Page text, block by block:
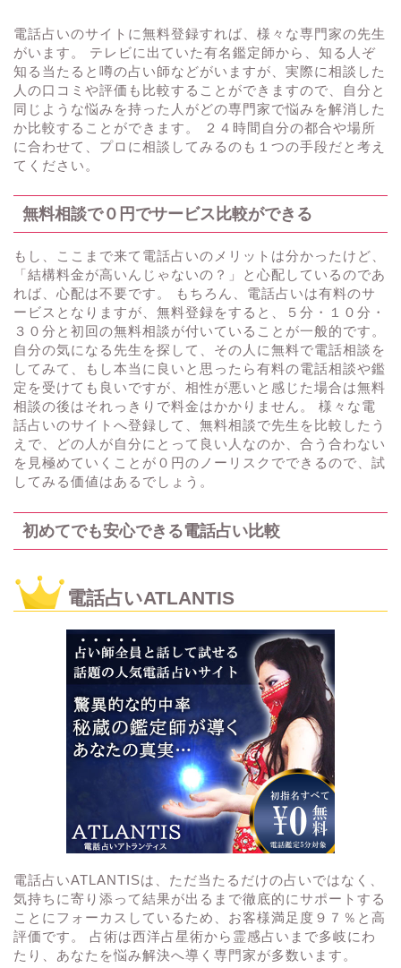
電話占いのサイトに無料登録すれば、様々な専門家の先生
がいます。 テレビに出ていた有名鑑定師から、知る人ぞ
知る当たると噂の占い師などがいますが、実際に相談した
人の口コミや評価も比較することができますので、自分と
同じような悩みを持った人がどの専門家で悩みを解消した
か比較することができます。 ２４時間自分の都合や場所
に合わせて、プロに相談してみるのも１つの手段だと考え
てください。
無料相談で０円でサービス比較ができる
もし、ここまで来て電話占いのメリットは分かったけど、
「結構料金が高いんじゃないの？」と心配しているのであ
れば、心配は不要です。 もちろん、電話占いは有料のサ
ービスとなりますが、無料登録をすると、５分・１０分・
３０分と初回の無料相談が付いていることが一般的です。
自分の気になる先生を探して、その人に無料で電話相談を
してみて、もし本当に良いと思ったら有料の電話相談や鑑
定を受けても良いですが、相性が悪いと感じた場合は無料
相談の後はそれっきりで料金はかかりません。 様々な電
話占いのサイトへ登録して、無料相談で先生を比較したう
えで、どの人が自分にとって良い人なのか、合う合わない
を見極めていくことが０円のノーリスクでできるので、試
してみる価値はあるでしょう。
初めてでも安心できる電話占い比較
電話占いATLANTIS
電話占いATLANTISは、ただ当たるだけの占いではなく、
気持ちに寄り添って結果が出るまで徹底的にサポートする
ことにフォーカスしているため、お客様満足度９７％と高
評価です。 占術は西洋占星術から霊感占いまで多岐にわ
たり、あなたを悩み解決へ導く専門家が多数います。